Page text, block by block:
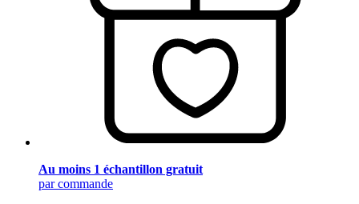
Au moins 1 échantillon gratuit
par commande